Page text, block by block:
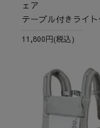
ェア
テーブル付きライ
11,800円(税込)